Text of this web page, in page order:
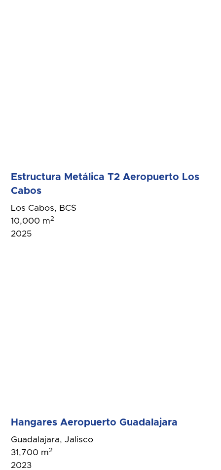
Estructura Metálica T2 Aeropuerto Los
Cabos
Los Cabos, BCS
10,000 m2
2025
Hangares Aeropuerto Guadalajara
Guadalajara, Jalisco
31,700 m2
2023